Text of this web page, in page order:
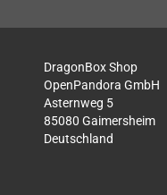
DragonBox Shop
OpenPandora GmbH
Asternweg 5
85080 Gaimersheim
Deutschland